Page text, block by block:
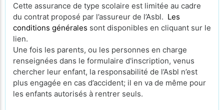
Cette assurance de type scolaire est limitée au cadre
du contrat proposé par l’assureur de l’Asbl. Les
conditions générales sont disponibles en cliquant sur le
lien.
Une fois les parents, ou les personnes en charge
renseignées dans le formulaire d'inscription, venus
chercher leur enfant, la responsabilité de l’Asbl n’est
plus engagée en cas d’accident; il en va de même pour
les enfants autorisés à rentrer seuls.